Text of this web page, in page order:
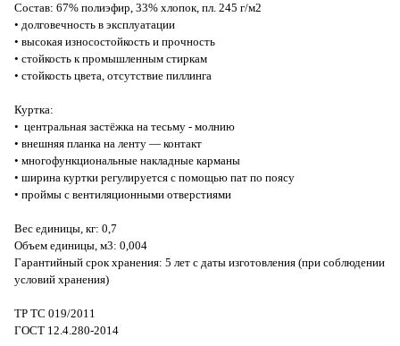
Состав: 67% полиэфир, 33% хлопок, пл. 245 г/м2
• долговечность в эксплуатации
• высокая износостойкость и прочность
• стойкость к промышленным стиркам
• стойкость цвета, отсутствие пиллинга
Куртка:
• центральная застёжка на тесьму - молнию
• внешняя планка на ленту — контакт
• многофункциональные накладные карманы
• ширина куртки регулируется с помощью пат по поясу
• проймы с вентиляционными отверстиями
Вес единицы, кг: 0,7
Объем единицы, м3: 0,004
Гарантийный срок хранения: 5 лет с даты изготовления (при соблюдении
условий хранения)
ТР ТС 019/2011
ГОСТ 12.4.280-2014